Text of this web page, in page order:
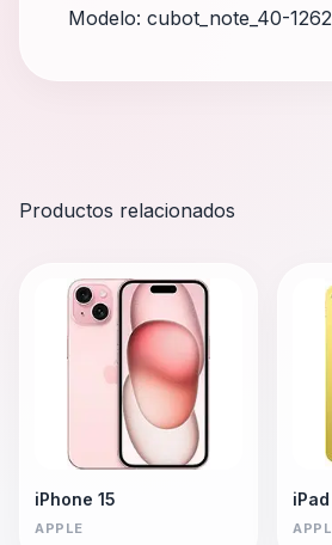
Modelo: cubot_note_40-
Productos relacionados
iPhone 15
APPLE